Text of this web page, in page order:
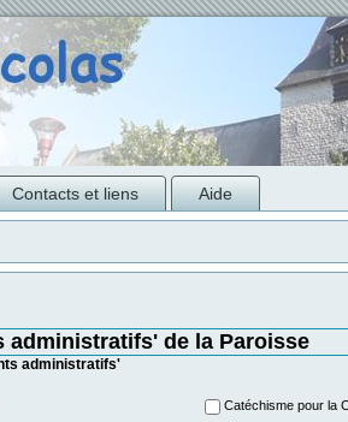
Contacts et liens Aide
administratifs' de la Paroisse
administratifs'
Catéchisme pour la